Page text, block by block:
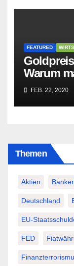
FEATURED
Warum
besser
FEB. 22, 2020
Themen
Aktien
Deutschland
EU-
FED